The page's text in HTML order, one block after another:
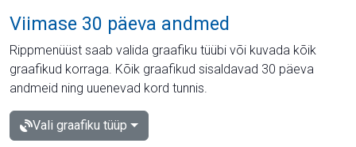
Viimase 30 päeva andmed
Rippmenüüst saab valida graafiku tüübi või kuvada kõik
graafikud korraga. Kõik graafikud sisaldavad 30 päeva
andmeid ning uuenevad kord tunnis.
Vali graafiku tüüp